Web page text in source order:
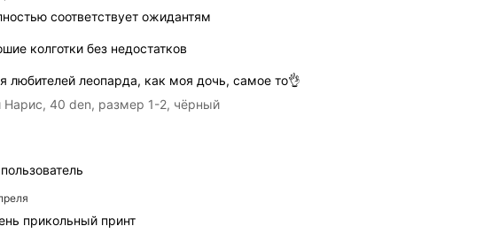
соответствует ожидантям
колготки без недостатков
любителей леопарда, как моя дочь, самое то👌
Нарис, 40 den, размер 1-2, чёрный
прикольный принт